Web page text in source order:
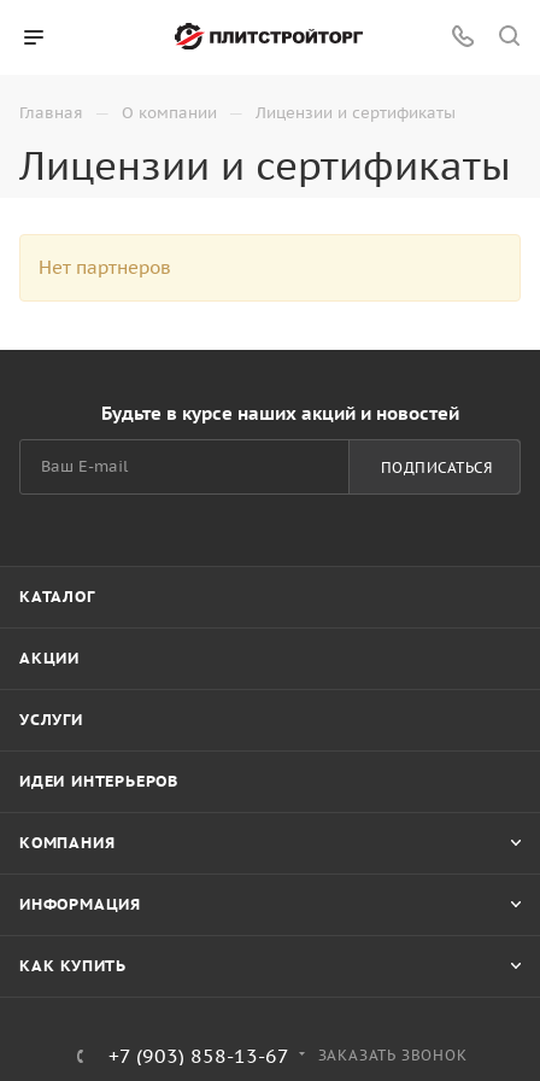
Главная — О компании — Лицензии и сертификаты
Лицензии и сертификаты
Нет партнеров
Будьте в курсе наших акций и новостей
ПОДПИСАТЬСЯ
КАТАЛОГ
АКЦИИ
УСЛУГИ
ИДЕИ ИНТЕРЬЕРОВ
КОМПАНИЯ
ИНФОРМАЦИЯ
КАК КУПИТЬ
+7 (903) 858-13-67 ЗАКАЗАТЬ ЗВОНОК